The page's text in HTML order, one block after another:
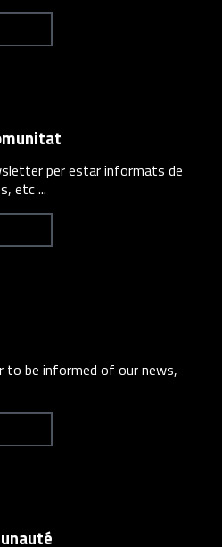
per estar informats de
etc ...
to be informed of our news,